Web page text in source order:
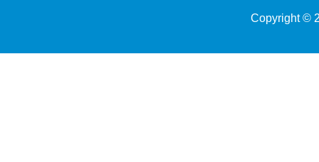
Copyright ©